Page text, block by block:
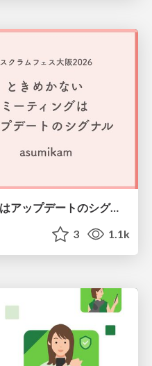
ときめかないミーティングはアップデートのシグナル #scrumosaka
3 1.1k